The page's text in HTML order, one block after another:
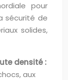
pour
sécurité de
solides,
densité :
aux